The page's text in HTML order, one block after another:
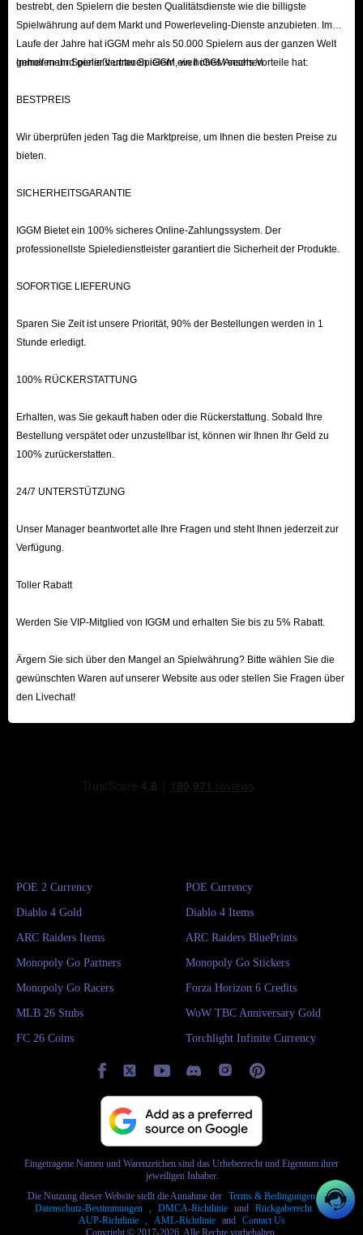
bestrebt, den Spielern die besten Qualitätsdienste wie die billigste
Spielwährung auf dem Markt und Powerleveling-Dienste anzubieten. Im
Laufe der Jahre hat iGGM mehr als 50.000 Spielern aus der ganzen Welt
geholfen und genießt unter Spielern ein hohes Ansehen.
Immer mehr Spieler vertrauen iGGM, weil iGGM sechs Vorteile hat:
BESTPREIS
Wir überprüfen jeden Tag die Marktpreise, um Ihnen die besten Preise zu
bieten.
SICHERHEITSGARANTIE
IGGM Bietet ein 100% sicheres Online-Zahlungssystem. Der
professionellste Spieledienstleister garantiert die Sicherheit der Produkte.
SOFORTIGE LIEFERUNG
Sparen Sie Zeit ist unsere Priorität, 90% der Bestellungen werden in 1
Stunde erledigt.
100% RÜCKERSTATTUNG
Erhalten, was Sie gekauft haben oder die Rückerstattung. Sobald Ihre
Bestellung verspätet oder unzustellbar ist, können wir Ihnen Ihr Geld zu
100% zurückerstatten.
24/7 UNTERSTÜTZUNG
Unser Manager beantwortet alle Ihre Fragen und steht Ihnen jederzeit zur
Verfügung.
Toller Rabatt
Werden Sie VIP-Mitglied von IGGM und erhalten Sie bis zu 5% Rabatt.
Ärgern Sie sich über den Mangel an Spielwährung? Bitte wählen Sie die
gewünschten Waren auf unserer Website aus oder stellen Sie Fragen über
den Livechat!
POE 2 Currency POE Currency
Diablo 4 Gold Diablo 4 Items
ARC Raiders Items ARC Raiders BluePrints
Monopoly Go Partners Monopoly Go Stickers
Monopoly Go Racers Forza Horizon 6 Credits
MLB 26 Stubs WoW TBC Anniversary Gold
FC 26 Coins Torchlight Infinite Currency
Eingetragene Namen und Warenzeichen sind das Urheberrecht und Eigentum ihrer
jeweiligen Inhaber.
Die Nutzung dieser Website stellt die Annahme der Terms & Bedingungen und
Datenschutz-Bestimmungen
, DMCA-Richtlinie und Rückgaberecht und
AUP-Richtlinie
, AML-Richtlinie and Contact Us
Copyright © 2017-2026, Alle Rechte vorbehalten.